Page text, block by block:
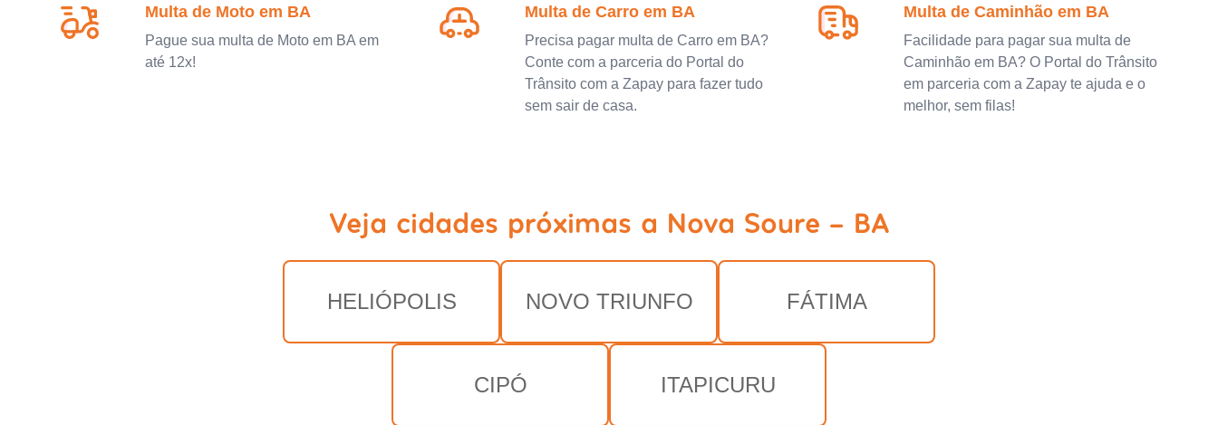
Multa de Moto em BA
Pague sua multa de Moto em BA em
até 12x!
Multa de Carro em BA
Precisa pagar multa de Carro em BA?
Conte com a parceria do Portal do
Trânsito com a Zapay para fazer tudo
sem sair de casa.
Multa de Caminhão em BA
Facilidade para pagar sua multa de
Caminhão em BA? O Portal do Trânsito
em parceria com a Zapay te ajuda e o
melhor, sem filas!
Veja cidades próximas a Nova Soure - BA
HELIÓPOLIS NOVO TRIUNFO FÁTIMA
CIPÓ ITAPICURU